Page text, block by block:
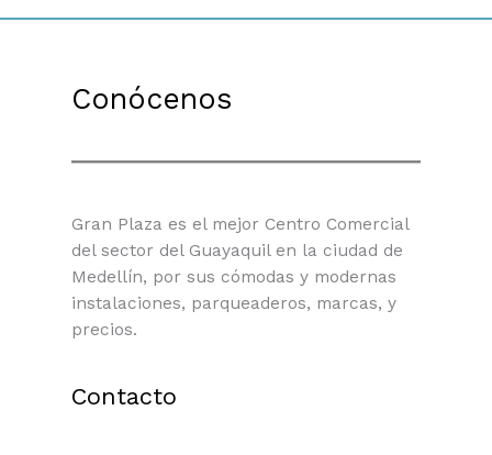
Conócenos
Gran Plaza es el mejor Centro Comercial
del sector del Guayaquil en la ciudad de
Medellín, por sus cómodas y modernas
instalaciones, parqueaderos, marcas, y
precios.
Contacto